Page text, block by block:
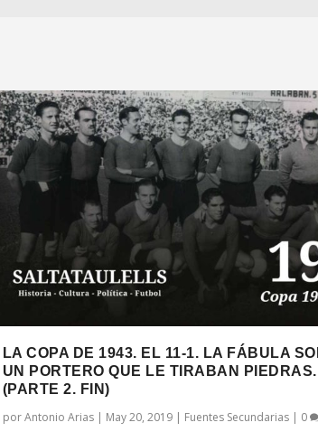
LA COPA DE 1943. EL 11-1. LA FÁBULA
UN PORTERO QUE LE TIRABAN PIEDRAS.
(PARTE 2. FIN)
porAntonio Arias| May 20, 2019| Fuentes Secundarias| 0